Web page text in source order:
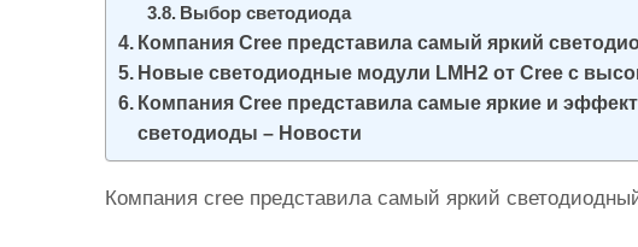
Выбор светодиода
Компания Cree представила самый яркий
Новые светодиодные модули LMH2 от Cree с
Компания Cree представила самые яркие и
светодиоды – Новости
Компания cree представила самый яркий